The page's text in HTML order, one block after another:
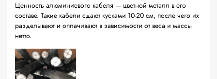
Ценность алюминиевого кабеля — цветной металл в его
составе. Такие кабели сдают кусками 10-20 см, после чего их
разделывают и оплачивают в зависимости от веса и массы
нетто.